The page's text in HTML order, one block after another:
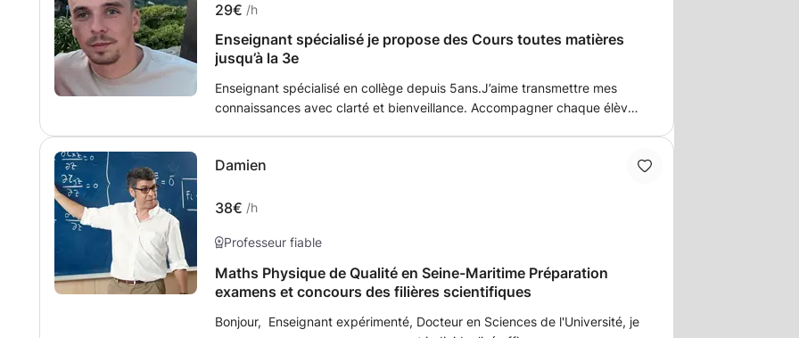
29€ /h
Enseignant spécialisé je propose des Cours toutes matières
jusqu’à la 3e
Enseignant spécialisé en collège depuis 5ans.J’aime transmettre mes
connaissances avec clarté et bienveillance. Accompagner chaque élève
atteindre ses objectifs sereinement
Damien
38€ /h
Professeur fiable
Maths Physique de Qualité en Seine-Maritime Préparation
examens et concours des filières scientifiques
Bonjour, Enseignant expérimenté, Docteur en Sciences de l'Université, je